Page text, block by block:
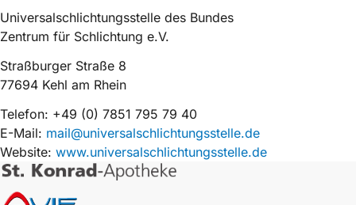
Universalschlichtungsstelle des Bundes
Zentrum für Schlichtung e.V.
Straßburger Straße 8
77694 Kehl am Rhein
Telefon: +49 (0) 7851 795 79 40
E-Mail: mail@universalschlichtungsstelle.de
Website: www.universalschlichtungsstelle.de